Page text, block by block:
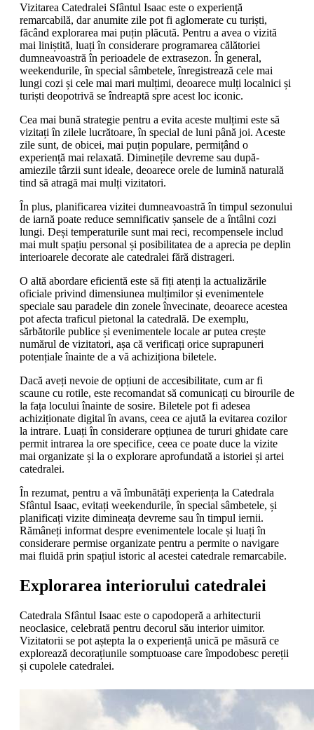
Vizitarea Catedralei Sfântul Isaac este o experiență
remarcabilă, dar anumite zile pot fi aglomerate cu turiști,
făcând explorarea mai puțin plăcută. Pentru a avea o vizită
mai liniștită, luați în considerare programarea călătoriei
dumneavoastră în perioadele de extrasezon. În general,
weekendurile, în special sâmbetele, înregistrează cele mai
lungi cozi și cele mai mari mulțimi, deoarece mulți localnici și
turiști deopotrivă se îndreaptă spre acest loc iconic.
Cea mai bună strategie pentru a evita aceste mulțimi este să
vizitați în zilele lucrătoare, în special de luni până joi. Aceste
zile sunt, de obicei, mai puțin populare, permițând o
experiență mai relaxată. Diminețile devreme sau după-
amiezile târzii sunt ideale, deoarece orele de lumină naturală
tind să atragă mai mulți vizitatori.
În plus, planificarea vizitei dumneavoastră în timpul sezonului
de iarnă poate reduce semnificativ șansele de a întâlni cozi
lungi. Deși temperaturile sunt mai reci, recompensele includ
mai mult spațiu personal și posibilitatea de a aprecia pe deplin
interioarele decorate ale catedralei fără distrageri.
O altă abordare eficientă este să fiți atenți la actualizările
oficiale privind dimensiunea mulțimilor și evenimentele
speciale sau paradele din zonele învecinate, deoarece acestea
pot afecta traficul pietonal la catedrală. De exemplu,
sărbătorile publice și evenimentele locale ar putea crește
numărul de vizitatori, așa că verificați orice suprapuneri
potențiale înainte de a vă achiziționa biletele.
Dacă aveți nevoie de opțiuni de accesibilitate, cum ar fi
scaune cu rotile, este recomandat să comunicați cu birourile de
la fața locului înainte de sosire. Biletele pot fi adesea
achiziționate digital în avans, ceea ce ajută la evitarea cozilor
la intrare. Luați în considerare opțiunea de tururi ghidate care
permit intrarea la ore specifice, ceea ce poate duce la vizite
mai organizate și la o explorare aprofundată a istoriei și artei
catedralei.
În rezumat, pentru a vă îmbunătăți experiența la Catedrala
Sfântul Isaac, evitați weekendurile, în special sâmbetele, și
planificați vizite dimineața devreme sau în timpul iernii.
Rămâneți informat despre evenimentele locale și luați în
considerare permise organizate pentru a permite o navigare
mai fluidă prin spațiul istoric al acestei catedrale remarcabile.
Explorarea interiorului catedralei
Catedrala Sfântul Isaac este o capodoperă a arhitecturii
neoclasice, celebrată pentru decorul său interior uimitor.
Vizitatorii se pot aștepta la o experiență unică pe măsură ce
explorează decorațiunile somptuoase care împodobesc pereții
și cupolele catedralei.